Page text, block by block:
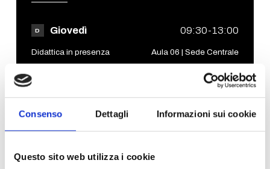
Consenso Dettagli Informazioni sui cookie
Questo sito web utilizza i cookie
D Giovedì 09:30-13:00
Didattica in presenza Aula 06 | Sede Centrale
11.05.2026